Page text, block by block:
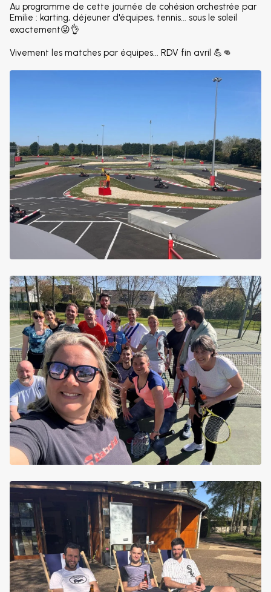
Au programme de cette journée de cohésion orchestrée par
Emilie : karting, déjeuner d'équipes, tennis... sous le soleil
exactement😜👌
Vivement les matches par équipes... RDV fin avril 💪👊